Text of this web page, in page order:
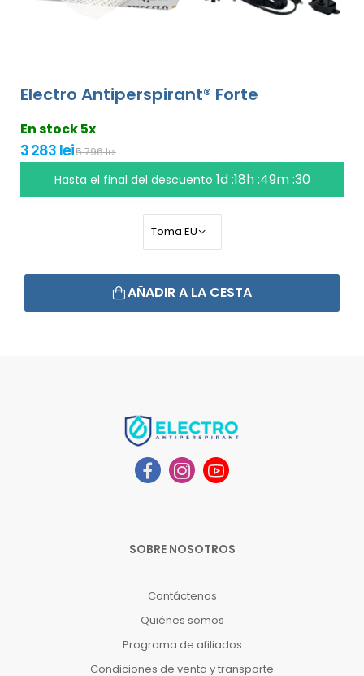
Electro Antiperspirant® Forte
En stock 5x
3 283 lei5 796 lei
Hasta el final del descuento 1d :18h :49m :29
AÑADIR A LA CESTA
SOBRE NOSOTROS
Contáctenos
Quiénes somos
Programa de afiliados
Condiciones de venta y transporte